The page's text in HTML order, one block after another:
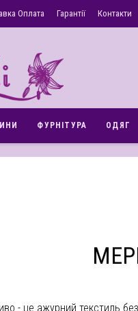
Оплата Гарантії Контакти
ФУРНІТУРА ОДЯГ
- це ажурний текстиль